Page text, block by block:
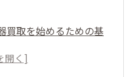
買取を始めるための基
ビスの魅力を知る